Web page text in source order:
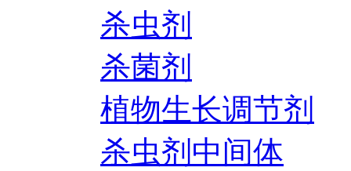
杀虫剂
杀菌剂
植物生长调节剂
杀虫剂中间体